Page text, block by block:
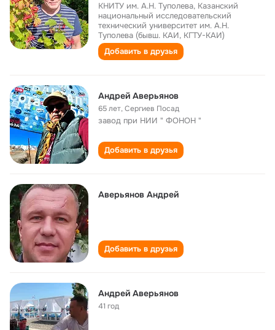
КНИТУ им. А.Н. Туполева, Казанский
национальный исследовательский
технический университет им. А.Н.
Туполева (бывш. КАИ, КГТУ-КАИ)
Добавить в друзья
Андрей Аверьянов
65 лет,Сергиев Посад
завод при НИИ " ФОНОН "
Добавить в друзья
Аверьянов Андрей
Добавить в друзья
Андрей Аверьянов
41 год